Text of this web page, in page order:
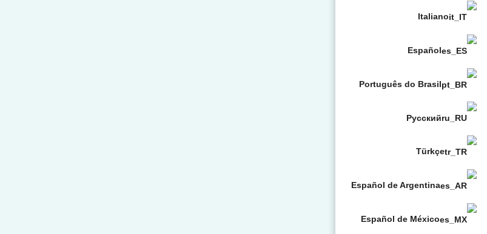
Italiano
Español
Português do Brasil
Русский
Türkçe
Español de Argentina
Español de México